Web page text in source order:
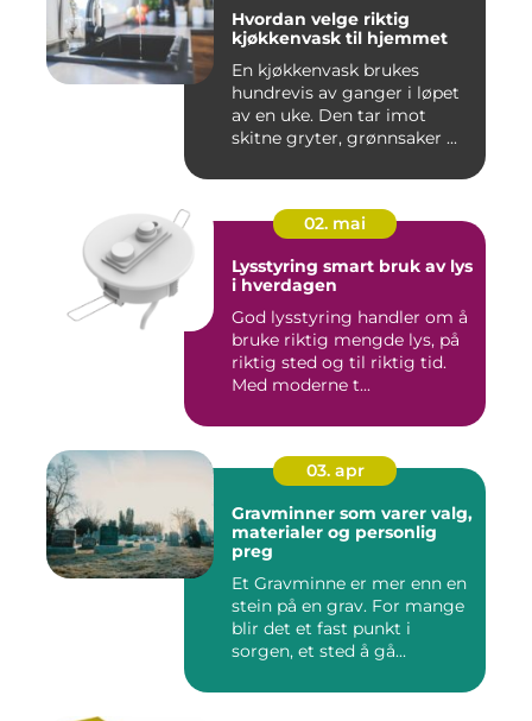
Hvordan velge riktig
kjøkkenvask til hjemmet
En kjøkkenvask brukes
hundrevis av ganger i løpet
av en uke. Den tar imot
skitne gryter, grønnsaker ...
02. mai
Lysstyring smart bruk av lys
i hverdagen
God lysstyring handler om å
bruke riktig mengde lys, på
riktig sted og til riktig tid.
Med moderne t...
03. apr
Gravminner som varer valg,
materialer og personlig
preg
Et Gravminne er mer enn en
stein på en grav. For mange
blir det et fast punkt i
sorgen, et sted å gå...